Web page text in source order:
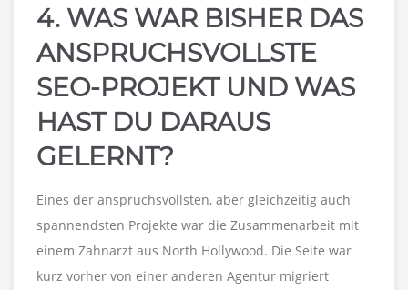
4. WAS WAR BISHER DAS
ANSPRUCHSVOLLSTE
SEO-PROJEKT UND WAS
HAST DU DARAUS
GELERNT?
Eines der anspruchsvollsten, aber gleichzeitig auch
spannendsten Projekte war die Zusammenarbeit mit
einem Zahnarzt aus North Hollywood. Die Seite war
kurz vorher von einer anderen Agentur migriert